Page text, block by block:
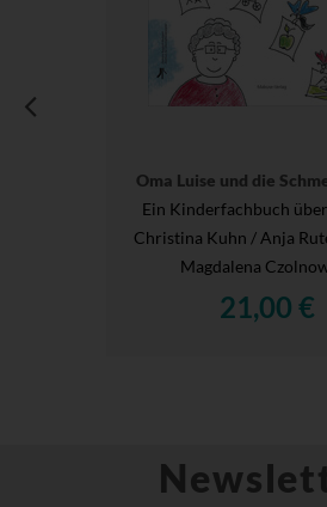
Oma Luise und die
Ein Kinderfachbuch
Christina Kuhn / Anja
Magdalena
21,00 €